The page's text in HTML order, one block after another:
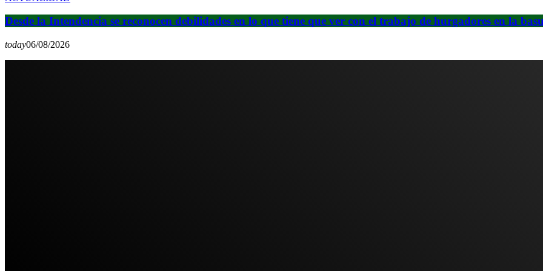
Desde la Intendencia se reconocen debilidades en lo que tiene que ver con el trabajo de hurgadores en la
today06/08/2026